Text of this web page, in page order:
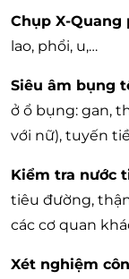
Chụp X-Quang
lao, phổi, u,…
Siêu âm bụng
ở ổ bụng: gan,
với nữ), tuyến
Kiểm tra nước
tiêu đường,
các cơ quan
Xét nghiệm